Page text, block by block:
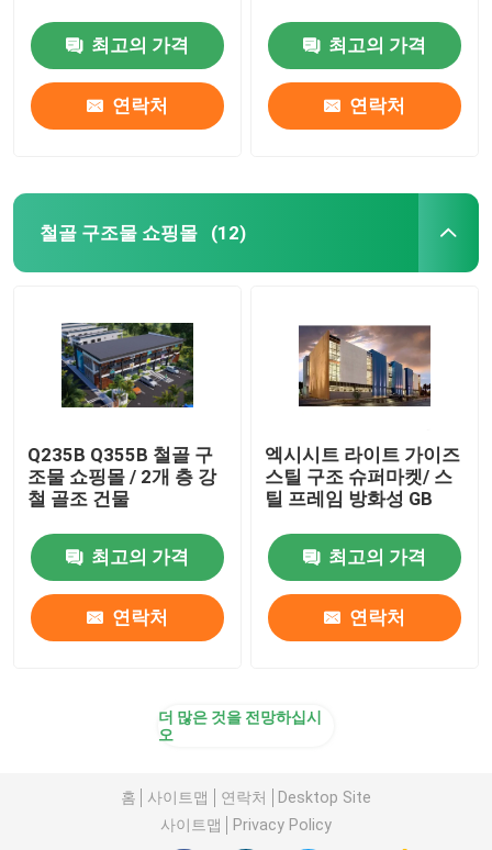
최고의 가격
연락처
최고의 가격
연락처
철골 구조물 쇼핑몰 (12)
Q235B Q355B 철골 구
조물 쇼핑몰 / 2개 층 강
철 골조 건물
최고의 가격
연락처
엑시시트 라이트 가이즈
스틸 구조 슈퍼마켓/ 스
틸 프레임 방화성 GB
최고의 가격
연락처
더 많은 것을 전망하십시
오
홈 사이트맵 연락처
Desktop Site
사이트맵
Privacy Policy